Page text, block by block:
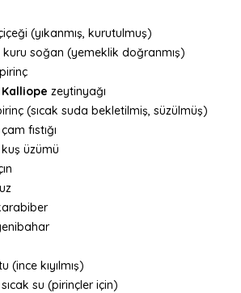
(yıkanmış, kurutulmuş)
soğan (yemeklik doğranmış)
Kalliope zeytinyağı
(sıcak suda bekletilmiş, süzülmüş)
fıstığı
kuş üzümü
(ince kıyılmış)
su (pirinçler için)